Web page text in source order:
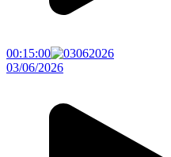
00:15:00
03/06/2026